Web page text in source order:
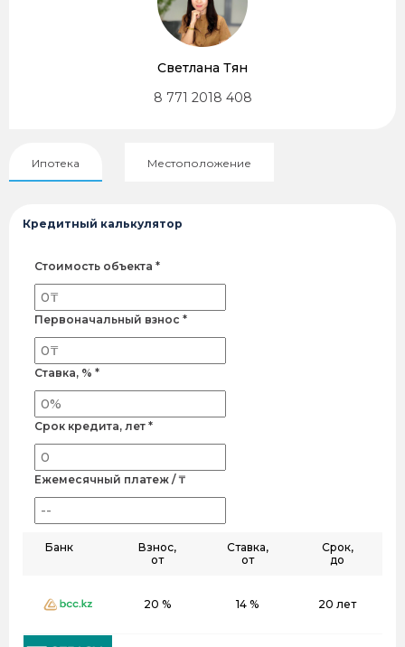
Светлана Тян
8 771 2018 408
Ипотека Местоположение
Кредитный калькулятор
Стоимость объекта *
Первоначальный взнос *
Ставка, % *
Срок кредита, лет *
Ежемесячный платеж / ₸
Банк
Взнос,
от
Ставка,
от
Срок,
до
20 % 14 % 20 лет